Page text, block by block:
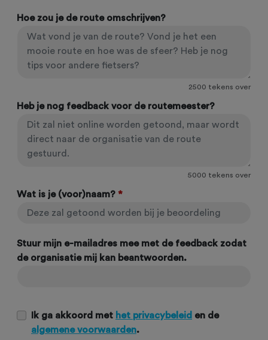
Hoe zou je de route omschrijven?
2500 tekens over
Heb je nog feedback voor de routemeester?
5000 tekens over
Wat is je (voor)naam? *
Stuur mijn e-mailadres mee met de feedback zodat
de organisatie mij kan beantwoorden.
Ik ga akkoord met het privacybeleid en de
algemene voorwaarden.